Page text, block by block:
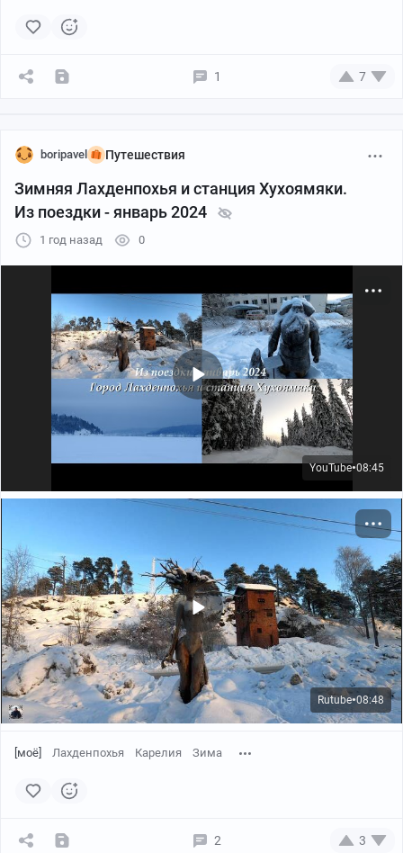
1 7
boripavel Путешествия
Зимняя Лахденпохья и станция Хухоямяки.
Из поездки - январь 2024
1 год назад 0
YouTube●08:45
Rutube●08:48
[моё] Лахденпохья Карелия Зима
2 3